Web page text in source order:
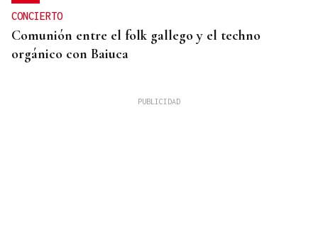
CONCIERTO
Comunión entre el folk gallego y el techno
orgánico con Baiuca